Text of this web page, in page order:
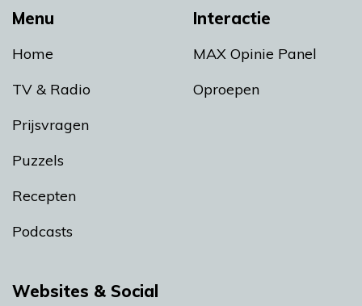
Menu
Home
TV & Radio
Prijsvragen
Puzzels
Recepten
Podcasts
Interactie
MAX Opinie Panel
Oproepen
Websites & Social